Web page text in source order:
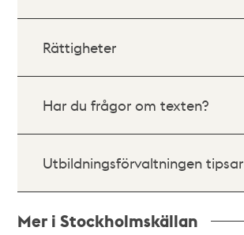
Rättigheter
Har du frågor om texten?
Utbildningsförvaltningen tipsar
Mer i Stockholmskällan